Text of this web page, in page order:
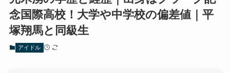
念国際高校！大学や中学校の偏差値｜平
塚翔馬と同級生
アイドル